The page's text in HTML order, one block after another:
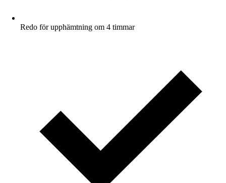
Redo för upphämtning om 4 timmar